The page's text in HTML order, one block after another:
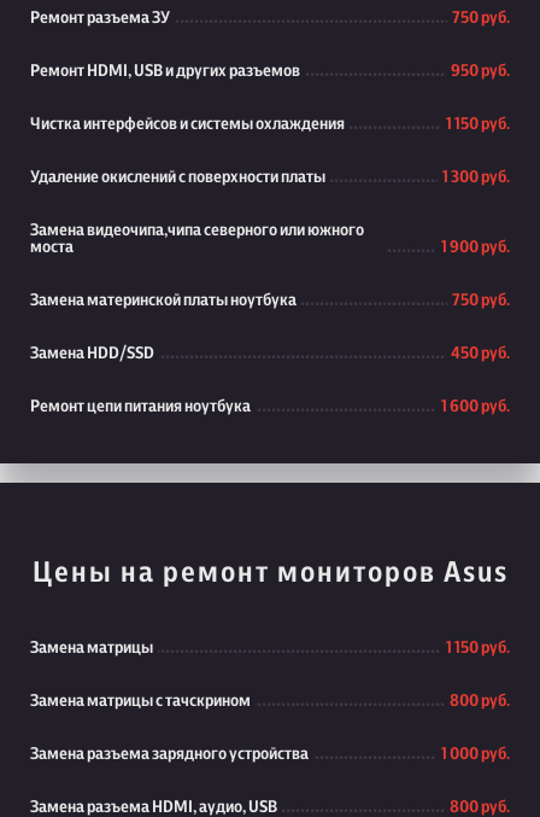
Ремонт разъема ЗУ 750 руб.
Ремонт HDMI, USB и других разъемов 950 руб.
Чистка интерфейсов и системы охлаждения 1 150 руб.
Удаление окислений с поверхности платы 1 300 руб.
Замена видеочипа,чипа северного или южного
моста
1 900 руб.
Замена материнской платы ноутбука 750 руб.
Замена HDD/SSD 450 руб.
Ремонт цепи питания ноутбука 1 600 руб.
Цены на ремонт мониторов Asus
Замена матрицы 1 150 руб.
Замена матрицы с тачскрином 800 руб.
Замена разъема зарядного устройства 1 000 руб.
Замена разъема HDMI, аудио, USB 800 руб.